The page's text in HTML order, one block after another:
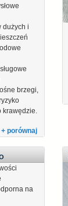
dużych i
brzegi,
krawędzie.
+ porównaj
na